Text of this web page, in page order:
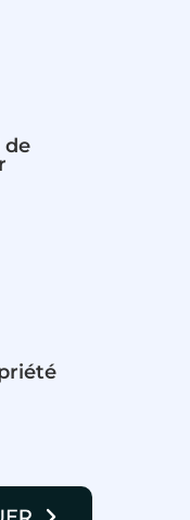
de